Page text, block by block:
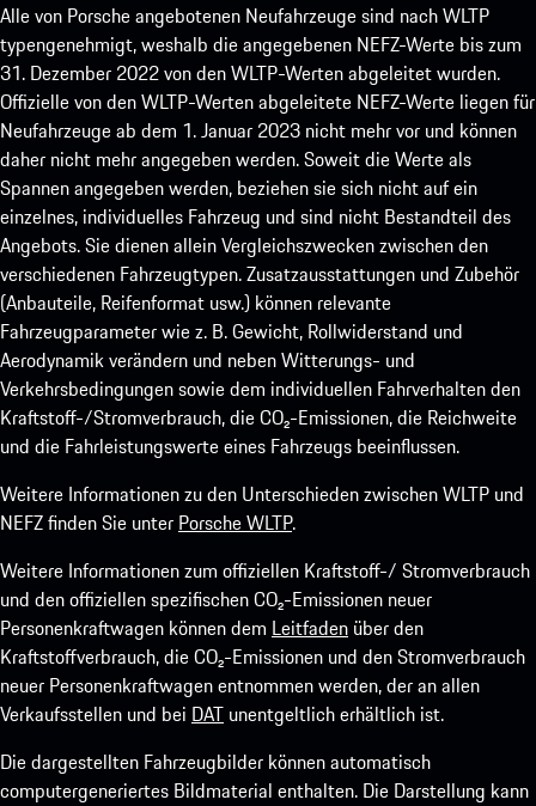
Alle von Porsche angebotenen Neufahrzeuge sind nach WLTP
typengenehmigt, weshalb die angegebenen NEFZ-Werte bis zum
31. Dezember 2022 von den WLTP-Werten abgeleitet wurden.
Offizielle von den WLTP-Werten abgeleitete NEFZ-Werte liegen für
Neufahrzeuge ab dem 1. Januar 2023 nicht mehr vor und können
daher nicht mehr angegeben werden. Soweit die Werte als
Spannen angegeben werden, beziehen sie sich nicht auf ein
einzelnes, individuelles Fahrzeug und sind nicht Bestandteil des
Angebots. Sie dienen allein Vergleichszwecken zwischen den
verschiedenen Fahrzeugtypen. Zusatzausstattungen und Zubehör
(Anbauteile, Reifenformat usw.) können relevante
Fahrzeugparameter wie z. B. Gewicht, Rollwiderstand und
Aerodynamik verändern und neben Witterungs- und
Verkehrsbedingungen sowie dem individuellen Fahrverhalten den
Kraftstoff-/Stromverbrauch, die CO₂-Emissionen, die Reichweite
und die Fahrleistungswerte eines Fahrzeugs beeinflussen.
Weitere Informationen zu den Unterschieden zwischen WLTP und
NEFZ finden Sie unter Porsche WLTP.
Weitere Informationen zum offiziellen Kraftstoff-/ Stromverbrauch
und den offiziellen spezifischen CO₂-Emissionen neuer
Personenkraftwagen können dem Leitfaden über den
Kraftstoffverbrauch, die CO₂-Emissionen und den Stromverbrauch
neuer Personenkraftwagen entnommen werden, der an allen
Verkaufsstellen und bei DAT unentgeltlich erhältlich ist.
Die dargestellten Fahrzeugbilder können automatisch
computergeneriertes Bildmaterial enthalten. Die Darstellung kann